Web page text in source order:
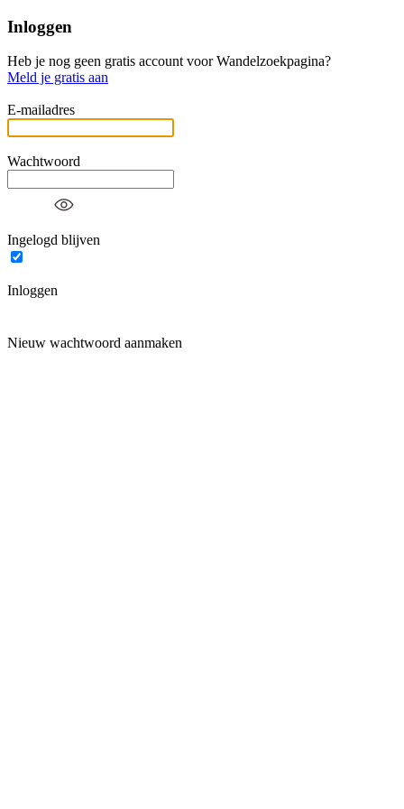
Inloggen
Heb je nog geen gratis account voor Wandelzoekpagina?
Meld je gratis aan
E-mailadres
Wachtwoord
Ingelogd blijven
Inloggen
Nieuw wachtwoord aanmaken